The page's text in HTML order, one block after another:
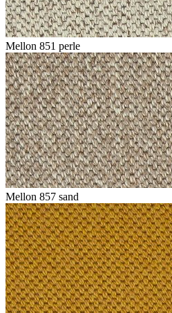
Mellon 851 perle
Mellon 857 sand